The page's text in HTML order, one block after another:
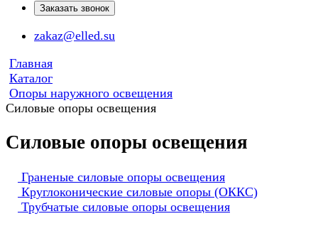
Заказать звонок
zakaz@elled.su
Главная
Каталог
Опоры наружного освещения
Силовые опоры освещения
Силовые опоры освещения
Граненые силовые опоры освещения
Круглоконические силовые опоры (ОККС)
Трубчатые силовые опоры освещения